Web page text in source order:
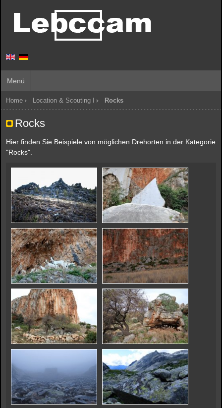
Menü
Home Location & Scouting I Rocks
Rocks
Hier finden Sie Beispiele von möglichen Drehorten in der Kategorie
"Rocks".